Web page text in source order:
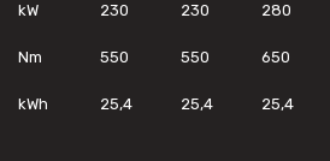
kW 230 230 280
Nm 550 550 650
kWh 25,4 25,4 25,4